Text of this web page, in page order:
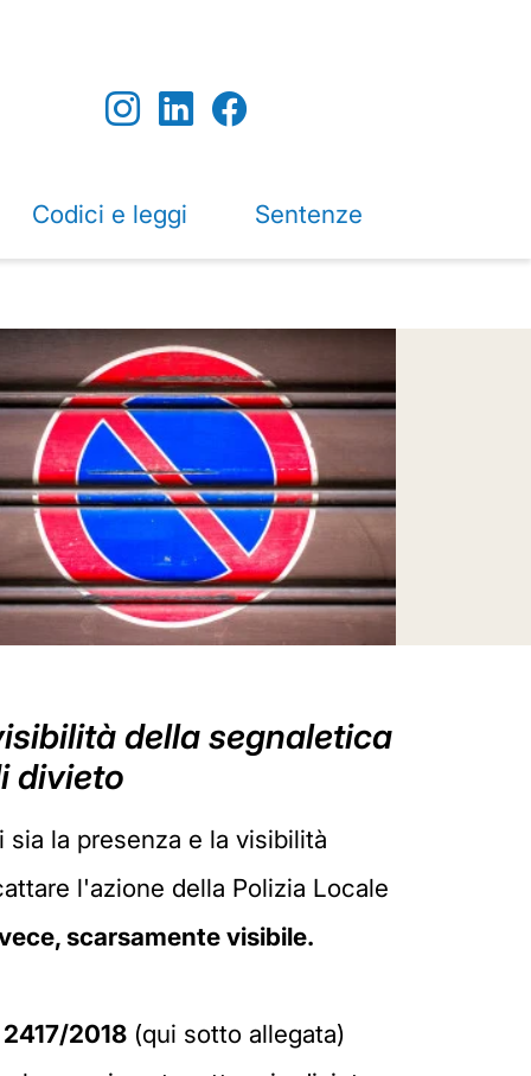
Codici e leggi Sentenze
della segnaletica
divieto
la presenza e la visibilità
l'azione della Polizia Locale
scarsamente visibile.
2417/2018 (qui sotto allegata)